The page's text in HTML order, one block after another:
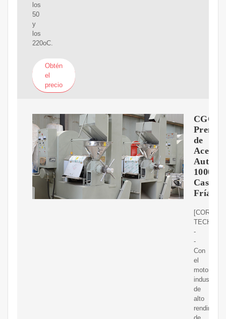
los
50
y
los
220oC.
Obtén
el
precio
Prensa
de
Aceite
1000W
Casa
Fría
[CORE
-
-
Con
el
motor
industrial
de
alto